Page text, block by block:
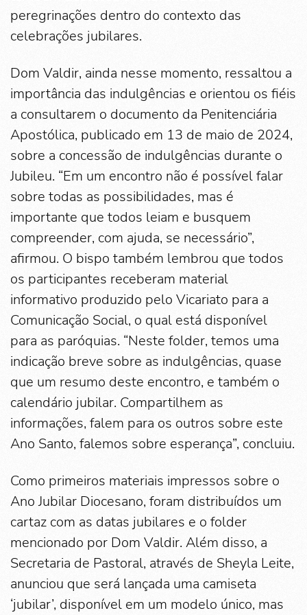
peregrinações dentro do contexto das
celebrações jubilares.
Dom Valdir, ainda nesse momento, ressaltou a
importância das indulgências e orientou os fiéis
a consultarem o documento da Penitenciária
Apostólica, publicado em 13 de maio de 2024,
sobre a concessão de indulgências durante o
Jubileu. “Em um encontro não é possível falar
sobre todas as possibilidades, mas é
importante que todos leiam e busquem
compreender, com ajuda, se necessário”,
afirmou. O bispo também lembrou que todos
os participantes receberam material
informativo produzido pelo Vicariato para a
Comunicação Social, o qual está disponível
para as paróquias. “Neste folder, temos uma
indicação breve sobre as indulgências, quase
que um resumo deste encontro, e também o
calendário jubilar. Compartilhem as
informações, falem para os outros sobre este
Ano Santo, falemos sobre esperança”, concluiu.
Como primeiros materiais impressos sobre o
Ano Jubilar Diocesano, foram distribuídos um
cartaz com as datas jubilares e o folder
mencionado por Dom Valdir. Além disso, a
Secretaria de Pastoral, através de Sheyla Leite,
anunciou que será lançada uma camiseta
‘jubilar’, disponível em um modelo único, mas